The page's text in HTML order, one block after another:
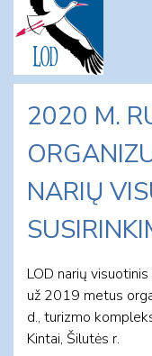
content
2020 M.
NARIŲ
LOD narių
už 2019 metus
d., turizmo
Kintai, Šilutės r.